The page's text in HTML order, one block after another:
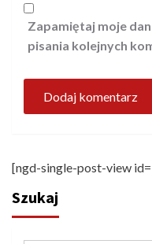
Zapamiętaj moje
pisania kolejnych
[ngd-single-post-view
Szukaj